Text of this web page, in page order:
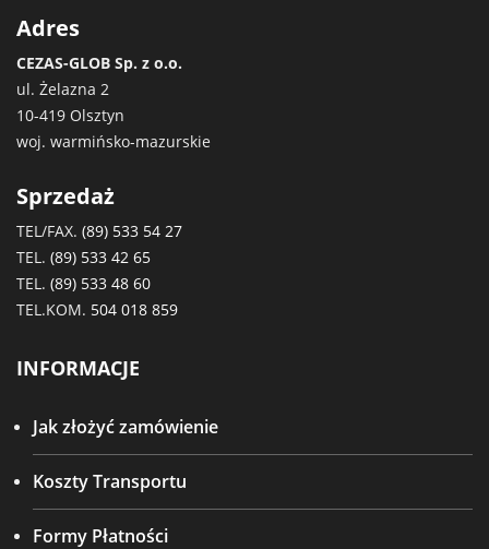
Adres
CEZAS-GLOB Sp. z o.o.
ul. Żelazna 2
10-419 Olsztyn
woj. warmińsko-mazurskie
Sprzedaż
TEL/FAX. (89) 533 54 27
TEL. (89) 533 42 65
TEL. (89) 533 48 60
TEL.KOM. 504 018 859
INFORMACJE
Jak złożyć zamówienie
Koszty Transportu
Formy Płatności